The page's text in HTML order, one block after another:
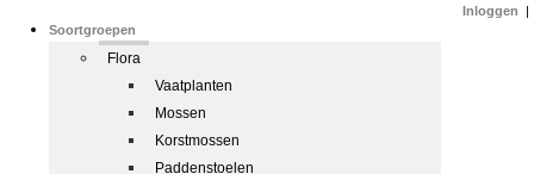
Soortgroepen
Flora
Vaatplanten
Mossen
Korstmossen
Paddenstoelen
Inloggen |